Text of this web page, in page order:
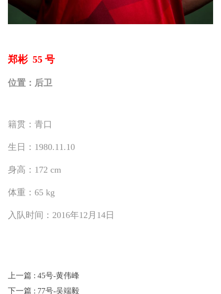
郑彬 55 号
位置：后卫
籍贯：青口
生日：1980.11.10
身高：172 cm
体重：65 kg
入队时间：2016年12月14日
上一篇 : 45号-黄伟峰
下一篇 : 77号-吴端毅